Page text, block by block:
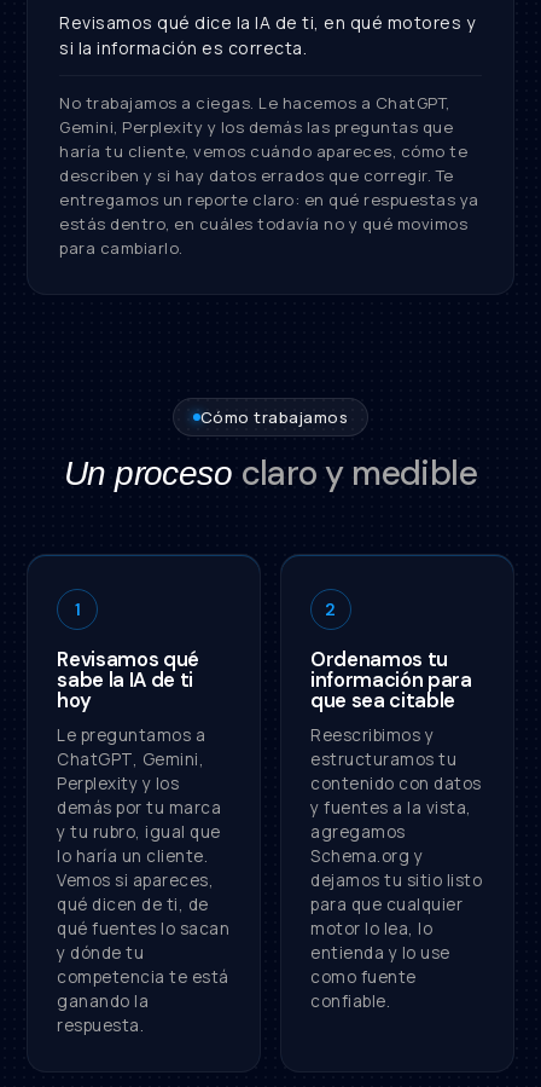
Revisamos qué dice la IA de ti, en qué motores y
si la información es correcta.
No trabajamos a ciegas. Le hacemos a ChatGPT,
Gemini, Perplexity y los demás las preguntas que
haría tu cliente, vemos cuándo apareces, cómo te
describen y si hay datos errados que corregir. Te
entregamos un reporte claro: en qué respuestas ya
estás dentro, en cuáles todavía no y qué movimos
para cambiarlo.
Cómo trabajamos
Un proceso claro y medible
1
Revisamos qué
sabe la IA de ti
hoy
Le preguntamos a
ChatGPT, Gemini,
Perplexity y los
demás por tu marca
y tu rubro, igual que
lo haría un cliente.
Vemos si apareces,
qué dicen de ti, de
qué fuentes lo sacan
y dónde tu
competencia te está
ganando la
respuesta.
2
Ordenamos tu
información para
que sea citable
Reescribimos y
estructuramos tu
contenido con datos
y fuentes a la vista,
agregamos
Schema.org y
dejamos tu sitio listo
para que cualquier
motor lo lea, lo
entienda y lo use
como fuente
confiable.